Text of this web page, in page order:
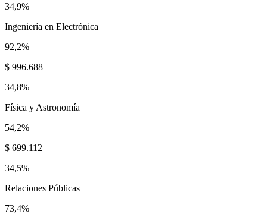
34,9%
Ingeniería en Electrónica
92,2%
$ 996.688
34,8%
Física y Astronomía
54,2%
$ 699.112
34,5%
Relaciones Públicas
73,4%